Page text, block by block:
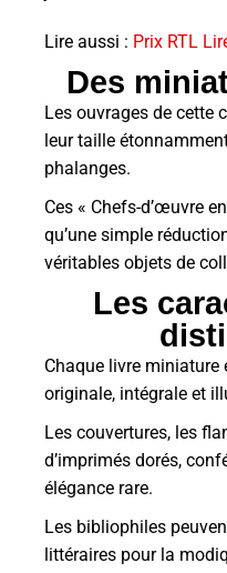
Lire aussi : Prix RTL
Des
Les ouvrages de cette
leur taille
phalanges.
Ces « Chefs-d’œuvre
qu’une simple
véritables objets de
Les
Chaque livre miniature
originale, intégrale et
Les couvertures, les
d’imprimés dorés,
élégance rare.
Les bibliophiles
littéraires pour la